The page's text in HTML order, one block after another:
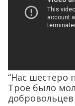
“Нас шестеро
Трое было